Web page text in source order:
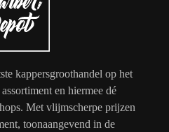
kappersgroothandel op het
en hiermee dé
Met vlijmscherpe prijzen
toonaangevend in de